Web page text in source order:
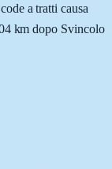
a tratti causa
km dopo Svincolo